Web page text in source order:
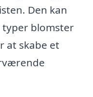
Den kan
blomster
at skabe et